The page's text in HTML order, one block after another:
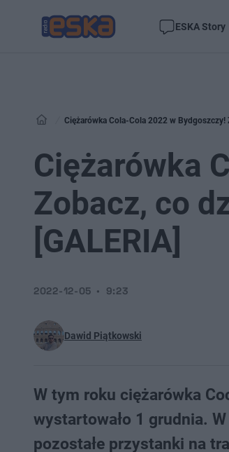
ESKA Story
Ciężarówka Cola-Cola 2022 w Bydgoszczy!
Ciężarówka
Zobacz, co
[GALERIA]
Dawid Piątkowski
2022-12-05 9:23
W tym roku ciężarówka
wystartowało 1 grudnia.
pozostałe przystanki na